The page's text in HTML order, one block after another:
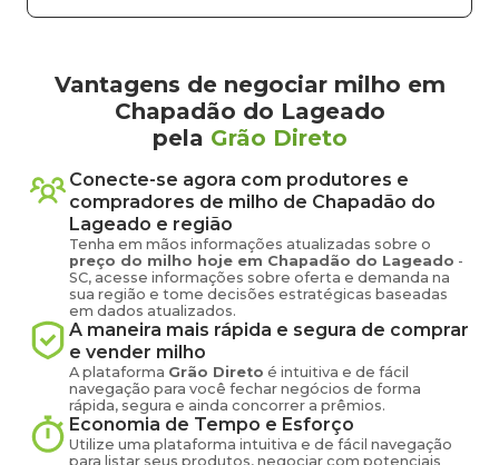
Vantagens de negociar milho em
Chapadão do Lageado
pela Grão Direto
Conecte-se agora com produtores e
compradores de milho de Chapadão do
Lageado e região
Tenha em mãos informações atualizadas sobre o
preço do milho hoje em Chapadão do Lageado -
SC, acesse informações sobre oferta e demanda na
sua região e tome decisões estratégicas baseadas
em dados atualizados.
A maneira mais rápida e segura de comprar
e vender milho
A plataforma Grão Direto é intuitiva e de fácil
navegação para você fechar negócios de forma
rápida, segura e ainda concorrer a prêmios.
Economia de Tempo e Esforço
Utilize uma plataforma intuitiva e de fácil navegação
para listar seus produtos, negociar com potenciais